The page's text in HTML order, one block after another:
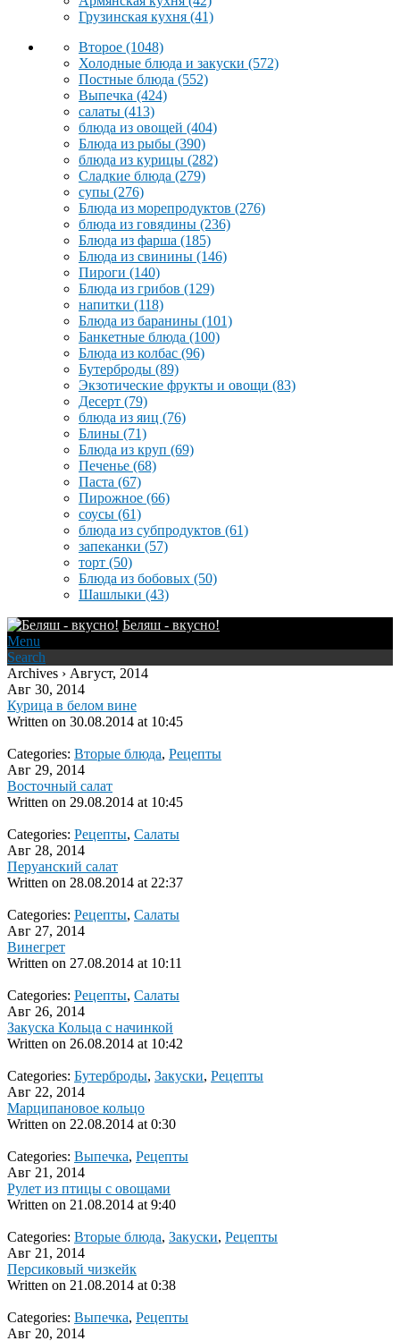
Грузинская кухня (41)
Второе (1048)
Холодные блюда и закуски (572)
Постные блюда (552)
Выпечка (424)
салаты (413)
блюда из овощей (404)
Блюда из рыбы (390)
блюда из курицы (282)
Сладкие блюда (279)
супы (276)
Блюда из морепродуктов (276)
блюда из говядины (236)
Блюда из фарша (185)
Блюда из свинины (146)
Пироги (140)
Блюда из грибов (129)
напитки (118)
Блюда из баранины (101)
Банкетные блюда (100)
Блюда из колбас (96)
Бутерброды (89)
Экзотические фрукты и овощи (83)
Десерт (79)
блюда из яиц (76)
Блины (71)
Блюда из круп (69)
Печенье (68)
Паста (67)
Пирожное (66)
соусы (61)
блюда из субпродуктов (61)
запеканки (57)
торт (50)
Блюда из бобовых (50)
Шашлыки (43)
Беляш - вкусно!
Menu
Search
Archives › Август, 2014
Авг 30, 2014
Курица в белом вине
Written on 30.08.2014 at 10:45
Categories: Вторые блюда, Рецепты
Авг 29, 2014
Восточный салат
Written on 29.08.2014 at 10:45
Categories: Рецепты, Салаты
Авг 28, 2014
Перуанский салат
Written on 28.08.2014 at 22:37
Categories: Рецепты, Салаты
Авг 27, 2014
Винегрет
Written on 27.08.2014 at 10:11
Categories: Рецепты, Салаты
Авг 26, 2014
Закуска Кольца с начинкой
Written on 26.08.2014 at 10:42
Categories: Бутерброды, Закуски, Рецепты
Авг 22, 2014
Марципановое кольцо
Written on 22.08.2014 at 0:30
Categories: Выпечка, Рецепты
Авг 21, 2014
Рулет из птицы с овощами
Written on 21.08.2014 at 9:40
Categories: Вторые блюда, Закуски, Рецепты
Авг 21, 2014
Персиковый чизкейк
Written on 21.08.2014 at 0:38
Categories: Выпечка, Рецепты
Авг 20, 2014